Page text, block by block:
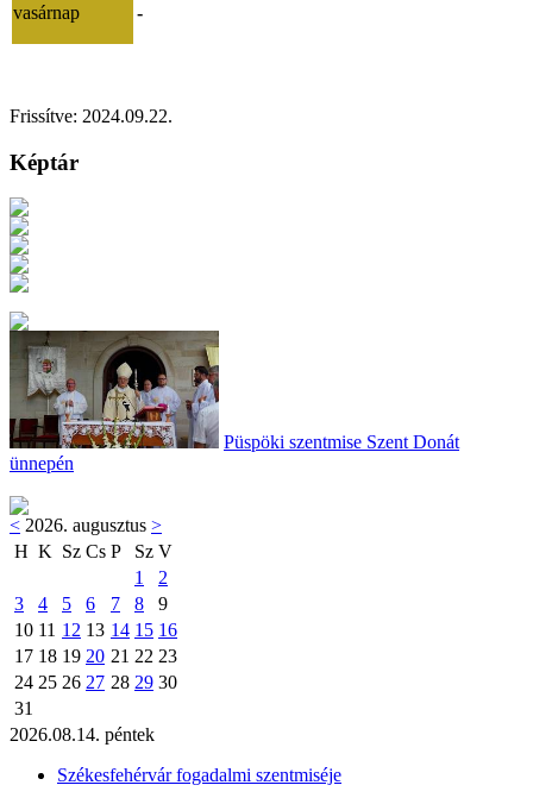
vasárnap -
Frissítve: 2024.09.22.
Képtár
Püspöki szentmise Szent Donát
ünnepén
< 2026. augusztus >
H K Sz Cs P Sz V
1
2
3
4 5 6 7 8
9
10 11 12 13 14 15 16
17 18 19 20 21 22 23
24 25 26 27 28 29 30
31
2026.08.14. péntek
Székesfehérvár fogadalmi szentmiséje